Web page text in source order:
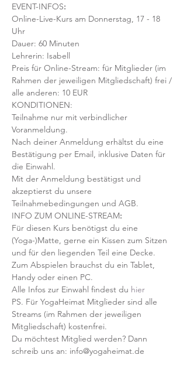
EVENT-INFOS:
Online-Live-Kurs am Donnerstag, 17 - 18
Uhr
Dauer: 60 Minuten
Lehrerin: Isabell
Preis für Online-Stream: für Mitglieder (im
Rahmen der jeweiligen Mitgliedschaft) frei /
alle anderen: 10 EUR
KONDITIONEN:
Teilnahme nur mit verbindlicher
Voranmeldung.
Nach deiner Anmeldung erhältst du eine
Bestätigung per Email, inklusive Daten für
die Einwahl.
Mit der Anmeldung bestätigst und
akzeptierst du unsere
Teilnahmebedingungen und AGB.
INFO ZUM ONLINE-STREAM:
Für diesen Kurs benötigst du eine
(Yoga-)Matte, gerne ein Kissen zum Sitzen
und für den liegenden Teil eine Decke.
Zum Abspielen brauchst du ein Tablet,
Handy oder einen PC.
Alle Infos zur Einwahl findest du hier
PS. Für YogaHeimat Mitglieder sind alle
Streams (im Rahmen der jeweiligen
Mitgliedschaft) kostenfrei.
Du möchtest Mitglied werden? Dann
schreib uns an: info@yogaheimat.de